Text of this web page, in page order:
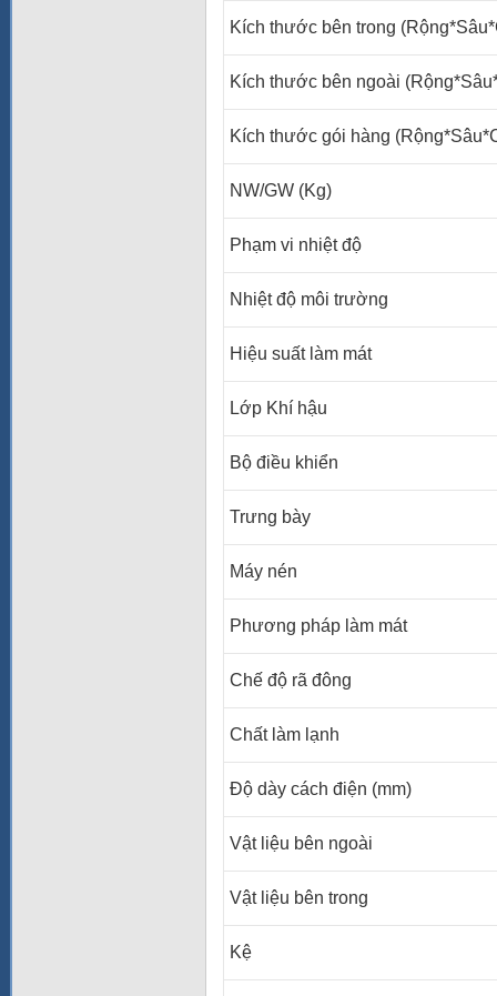
Kích thước bên trong
Kích thước bên ngoài
Kích thước gói hàng
NW/GW (Kg)
Phạm vi nhiệt độ
Nhiệt độ môi trường
Hiệu suất làm mát
Lớp Khí hậu
Bộ điều khiển
Trưng bày
Máy nén
Phương pháp làm mát
Chế độ rã đông
Chất làm lạnh
Độ dày cách điện (mm)
Vật liệu bên ngoài
Vật liệu bên trong
Kệ